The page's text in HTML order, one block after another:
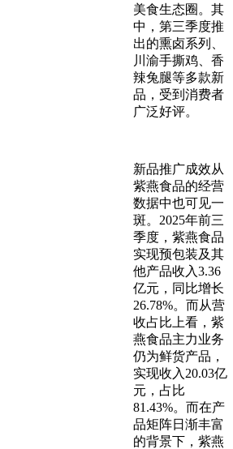
美食生态圈。其
中，第三季度推
出的熏卤系列、
川渝手撕鸡、香
辣兔腿等多款新
品，受到消费者
广泛好评。
新品推广成效从
紫燕食品的经营
数据中也可见一
斑。2025年前三
季度，紫燕食品
实现预包装及其
他产品收入3.36
亿元，同比增长
26.78%。而从营
收占比上看，紫
燕食品主力业务
仍为鲜货产品，
实现收入20.03亿
元，占比
81.43%。而在产
品矩阵日渐丰富
的背景下，紫燕